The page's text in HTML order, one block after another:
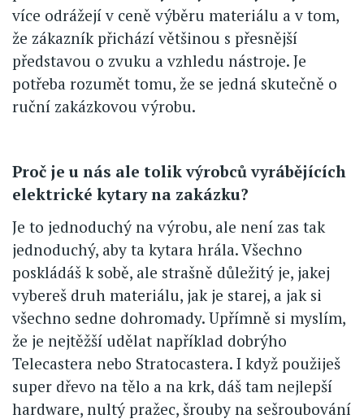
více odrážejí v ceně výběru materiálu a v tom,
že zákazník přichází většinou s přesnější
představou o zvuku a vzhledu nástroje. Je
potřeba rozumět tomu, že se jedná skutečně o
ruční zakázkovou výrobu.
Proč je u nás ale tolik výrobců vyrábějících
elektrické kytary na zakázku?
Je to jednoduchý na výrobu, ale není zas tak
jednoduchý, aby ta kytara hrála. Všechno
poskládáš k sobě, ale strašně důležitý je, jakej
vybereš druh materiálu, jak je starej, a jak si
všechno sedne dohromady. Upřímně si myslím,
že je nejtěžší udělat například dobrýho
Telecastera nebo Stratocastera. I když použiješ
super dřevo na tělo a na krk, dáš tam nejlepší
hardware, nultý pražec, šrouby na sešroubování